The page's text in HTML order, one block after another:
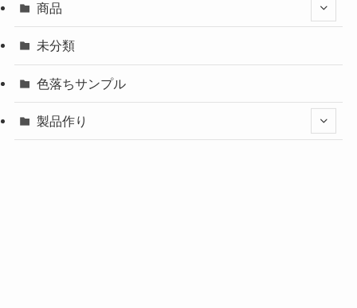
商品
未分類
色落ちサンプル
製品作り